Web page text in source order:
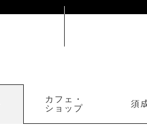
カフェ・
ショップ
須